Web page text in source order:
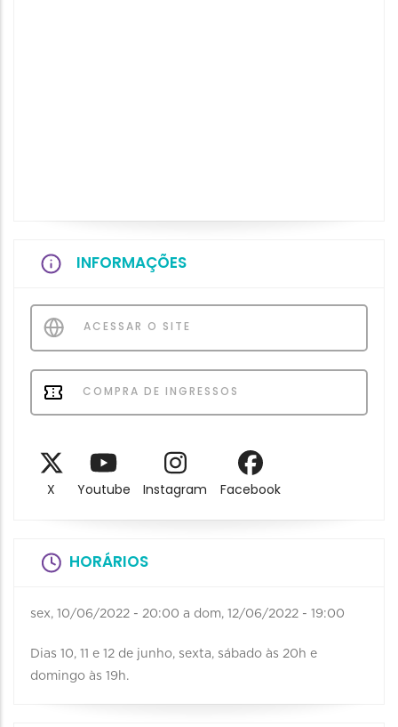
INFORMAÇÕES
ACESSAR O SITE
COMPRA DE INGRESSOS
X Youtube Instagram Facebook
HORÁRIOS
sex, 10/06/2022 - 20:00 a dom, 12/06/2022 - 19:00
Dias 10, 11 e 12 de junho, sexta, sábado às 20h e
domingo às 19h.